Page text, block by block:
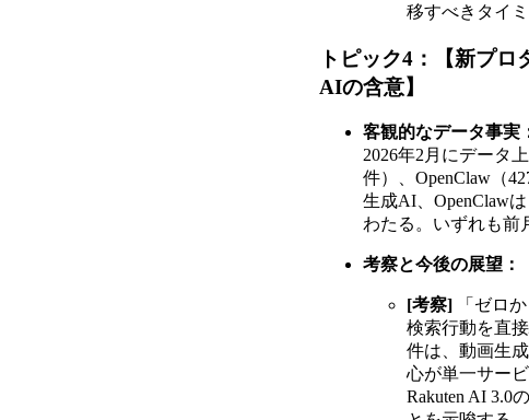
移すべきタイ
トピック4：【新プ
AIの含意】
客観的なデータ事実
2026年2月にデータ
件）、OpenClaw（
生成AI、OpenClaw
わたる。いずれも前
考察と今後の展望：
[考察] 「ゼロ
検索行動を直
件は、動画生
心が単一サー
Rakuten AI 3.0